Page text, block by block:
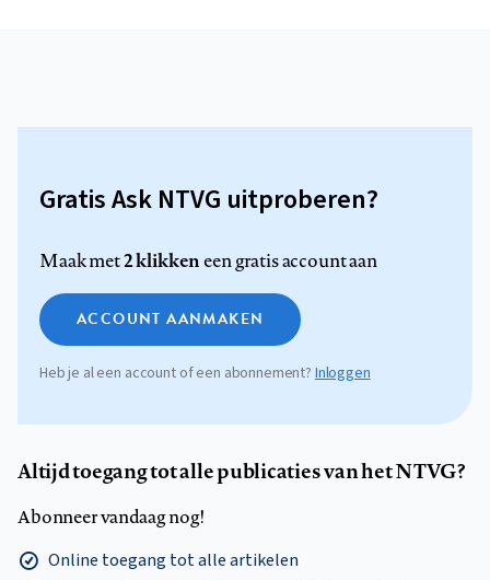
Gratis Ask NTVG uitproberen?
Maak met2 klikkeneen gratis account aan
ACCOUNT AANMAKEN
Heb je al een account of een abonnement?Inloggen
Altijd toegang tot alle publicaties van het NTVG?
Abonneer vandaag nog!
Online toegang tot alle artikelen